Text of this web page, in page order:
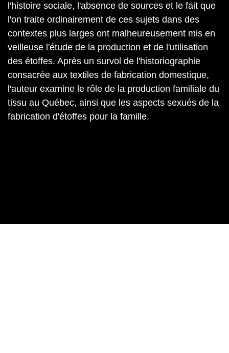
l'histoire sociale, l'absence de sources et le fait que
l'on traite ordinairement de ces sujets dans des
contextes plus larges ont malheureusement mis en
veilleuse l'étude de la production et de l'utilisation
des étoffes. Après un survol de l'historiographie
consacrée aux textiles de fabrication domestique,
l'auteur examine le rôle de la production familiale du
tissu au Québec, ainsi que les aspects sexués de la
fabrication d'étoffes pour la famille.